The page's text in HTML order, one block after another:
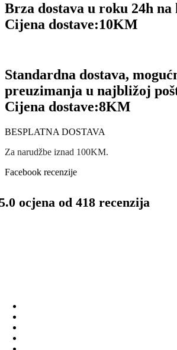
Brza dostava u roku 24h na
Cijena dostave:10KM
Standardna dostava,
preuzimanja u najbližoj
Cijena dostave:8KM
BESPLATNA DOSTAVA
Za narudžbe iznad 100KM.
Facebook recenzije
ocjena od 418 recenzija